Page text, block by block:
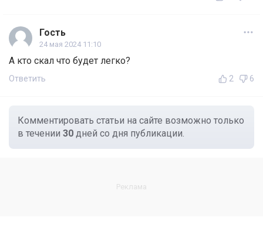
Гость
24 мая 2024 11:10
А кто скал что будет легко?
Ответить 2 6
Комментировать статьи на сайте возможно только
в течении 30 дней со дня публикации.